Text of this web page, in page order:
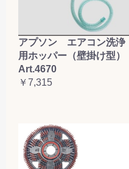
アプソン エアコン洗浄
用ホッパー（壁掛け型）
Art.4670
￥7,315